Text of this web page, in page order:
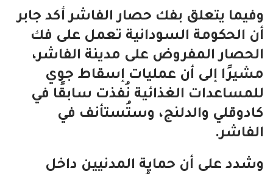
وفيما يتعلق بفك حصار الفاشر أكد جابر
أن الحكومة السودانية تعمل على فك
الحصار المفروض على مدينة الفاشر،
مشيرًا إلى أن عمليات إسقاط جوي
للمساعدات الغذائية نُفذت سابقًا في
كادوقلي والدلنج، وستُستأنف في
الفاشر.
وشدد على أن حماية المدنيين داخل